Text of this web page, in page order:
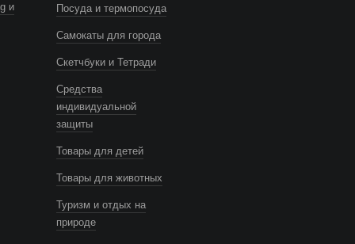
и Посуда и термопосуда
Самокаты для города
Скетчбуки и Тетради
Средства
индивидуальной
защиты
Товары для детей
Товары для животных
Туризм и отдых на
природе